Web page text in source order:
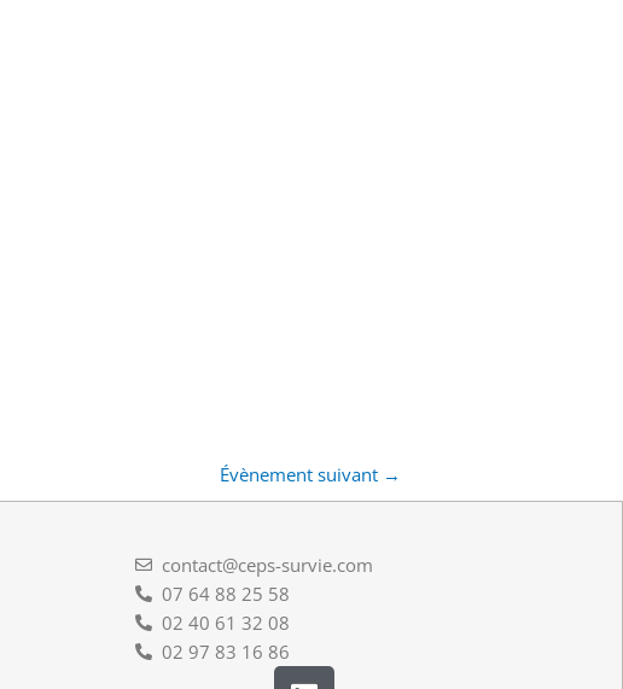
Évènement suivant →
contact@ceps-survie.com
07 64 88 25 58
02 40 61 32 08
02 97 83 16 86
L